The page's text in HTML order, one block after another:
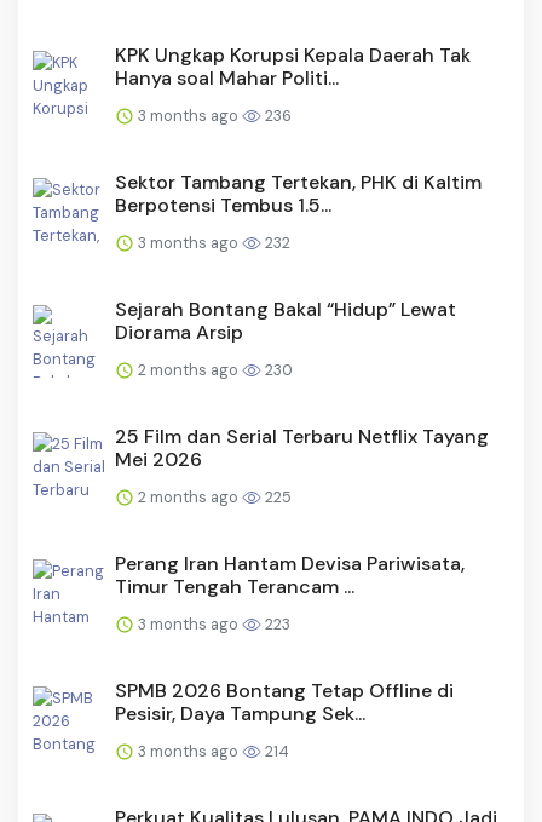
KPK Ungkap Korupsi Kepala Daerah Tak
Hanya soal Mahar Politi...
3 months ago 236
Sektor Tambang Tertekan, PHK di Kaltim
Berpotensi Tembus 1.5...
3 months ago 232
Sejarah Bontang Bakal “Hidup” Lewat
Diorama Arsip
2 months ago 230
25 Film dan Serial Terbaru Netflix Tayang
Mei 2026
2 months ago 225
Perang Iran Hantam Devisa Pariwisata,
Timur Tengah Terancam ...
3 months ago 223
SPMB 2026 Bontang Tetap Offline di
Pesisir, Daya Tampung Sek...
3 months ago 214